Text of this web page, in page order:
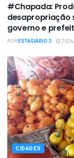
#Chapada:
desapropriação
governo e
PORESTAGIÁRIO 2
CIDADES